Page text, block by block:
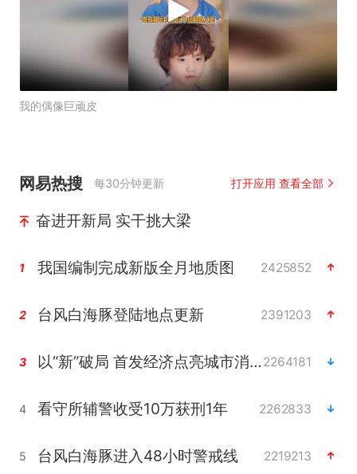
我的偶像巨顽皮
网易热搜 每30分钟更新 打开应用 查看全部
奋进开新局 实干挑大梁
1 我国编制完成新版全月地质图 2425852
2 台风白海豚登陆地点更新 2391203
3 以“新”破局 首发经济点亮城市消费活力2264181
4 看守所辅警收受10万获刑1年 2262833
5 台风白海豚进入48小时警戒线 2219213